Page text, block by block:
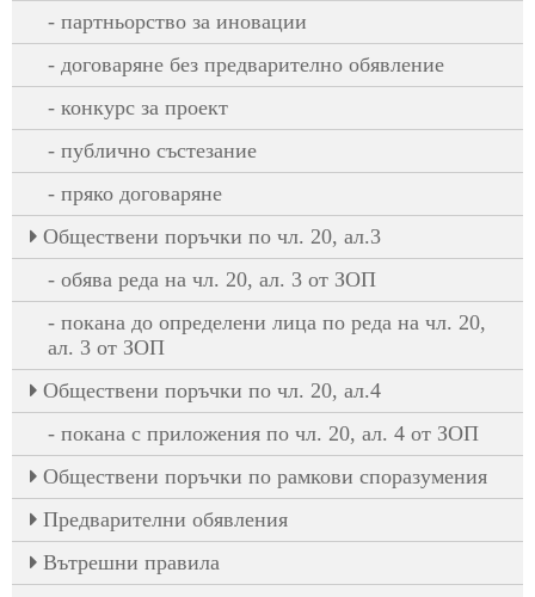
партньорство за иновации
договаряне без предварително обявление
конкурс за проект
публично състезание
пряко договаряне
Oбществени поръчки по чл. 20, ал.3
обява реда на чл. 20, ал. 3 от ЗОП
покана до определени лица по реда на чл. 20,
ал. 3 от ЗОП
Oбществени поръчки по чл. 20, ал.4
покана с приложения по чл. 20, ал. 4 от ЗОП
Обществени поръчки по рамкови споразумения
Предварителни обявления
Вътрешни правила